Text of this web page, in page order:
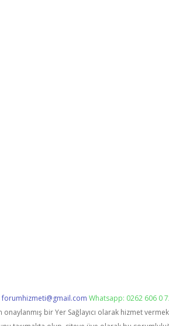
forumhizmeti@gmail.com Whatsapp: 0262 606 0
onaylanmış bir Yer Sağlayıcı olarak hizmet